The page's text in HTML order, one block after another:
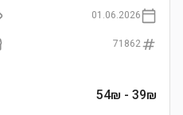
01.06.2026
71862
39₪
- 54₪